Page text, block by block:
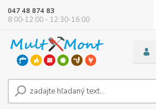
047 48 874 83
8:00-12:00 - 12:30-16:00